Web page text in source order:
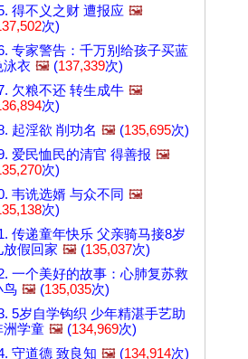
得不义之财 遭报应 🖼️
次)
专家警告：千万别给孩子买蓝
泳衣 🖼️ (137,339次)
欠粮不还 转生成牛 🖼️
次)
起淫欲 削功名 🖼️ (135,695次)
爱民恤民的清官 得善报 🖼️
次)
韦诜选婿 与众不同 🖼️
次)
传递童年快乐 父亲骑马接8岁
放假回家 🖼️ (135,037次)
一个美好的故事：心肺复苏救
鸟 🖼️ (135,035次)
5岁自学钩织 少年精湛手艺助
洲学童 🖼️ (134,969次)
守道德 致良知 🖼️ (134,914次)